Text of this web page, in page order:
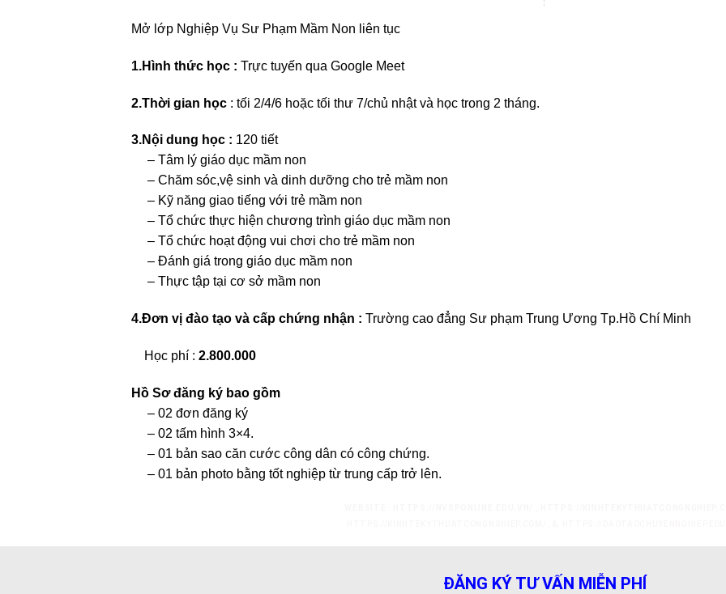
Mở lớp Nghiệp Vụ Sư Phạm Mầm Non liên tục
1.Hình thức học : Trực tuyến qua Google Meet
2.Thời gian học : tối 2/4/6 hoặc tối thư 7/chủ nhật và học trong 2 tháng.
3.Nội dung học : 120 tiết
– Tâm lý giáo dục mầm non
– Chăm sóc,vệ sinh và dinh dưỡng cho trẻ mầm non
– Kỹ năng giao tiếng với trẻ mầm non
– Tổ chức thực hiện chương trình giáo dục mầm non
– Tổ chức hoạt động vui chơi cho trẻ mầm non
– Đánh giá trong giáo dục mầm non
– Thực tập tại cơ sở mầm non
4.Đơn vị đào tạo và cấp chứng nhận : Trường cao đẳng Sư phạm Trung Ương Tp.Hồ Chí Minh
Học phí : 2.800.000
Hồ Sơ đăng ký bao gồm
– 02 đơn đăng ký
– 02 tấm hình 3×4.
– 01 bản sao căn cước công dân có công chứng.
– 01 bản photo bằng tốt nghiệp từ trung cấp trở lên.
ĐĂNG KÝ TƯ VẤN MIỄN PHÍ